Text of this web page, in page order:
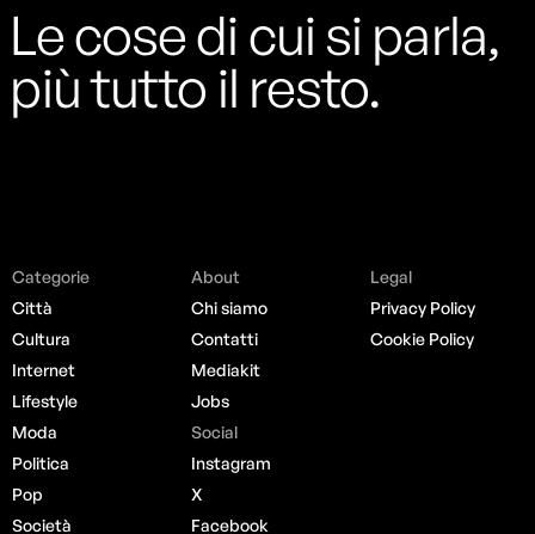
Le cose di cui si parla,
più tutto il resto.
Categorie
Città
Cultura
Internet
Lifestyle
Moda
Politica
Pop
Società
About
Chi siamo
Contatti
Mediakit
Jobs
Social
Instagram
X
Facebook
Legal
Privacy Policy
Cookie Policy